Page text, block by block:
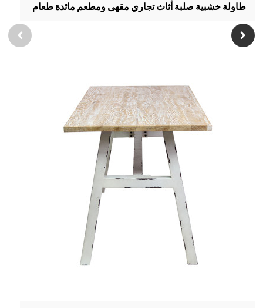
طاولة خشبية صلبة أثاث تجاري مقهى ومطعم مائدة طعام